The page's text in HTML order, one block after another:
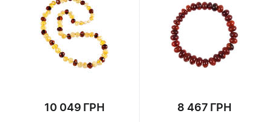
10 049 ГРН 8 467 ГРН